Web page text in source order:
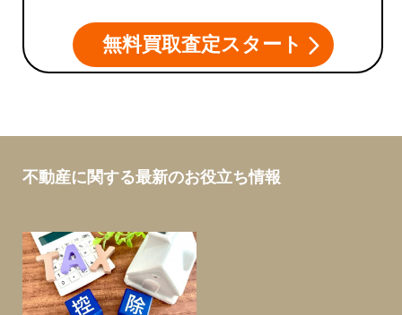
無料買取査定スタート
不動産に関する最新のお役立ち情報